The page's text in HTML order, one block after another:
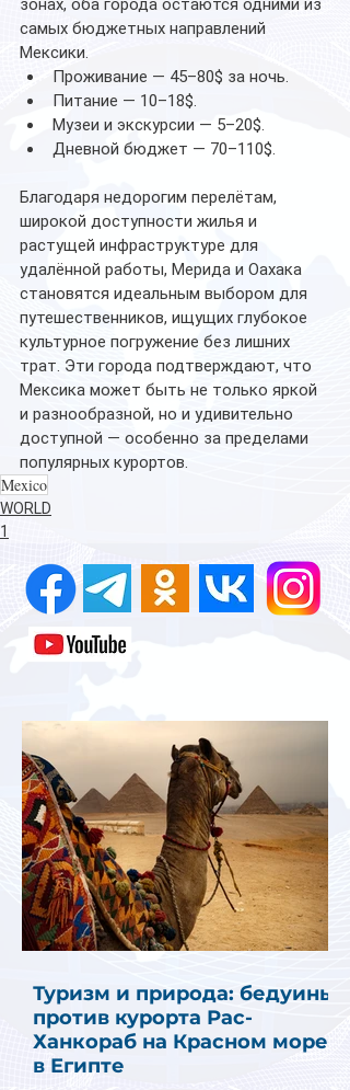
зонах, оба города остаются одними из
самых бюджетных направлений
Мексики.
Проживание — 45–80$ за ночь.
Питание — 10–18$.
Музеи и экскурсии — 5–20$.
Дневной бюджет — 70–110$.
Благодаря недорогим перелётам,
широкой доступности жилья и
растущей инфраструктуре для
удалённой работы, Мерида и Оахака
становятся идеальным выбором для
путешественников, ищущих глубокое
культурное погружение без лишних
трат. Эти города подтверждают, что
Мексика может быть не только яркой
и разнообразной, но и удивительно
доступной — особенно за пределами
популярных курортов.
Mexico
WORLD
1
Туризм и природа: бедуины
против курорта Рас-
Ханкораб на Красном море
в Египте